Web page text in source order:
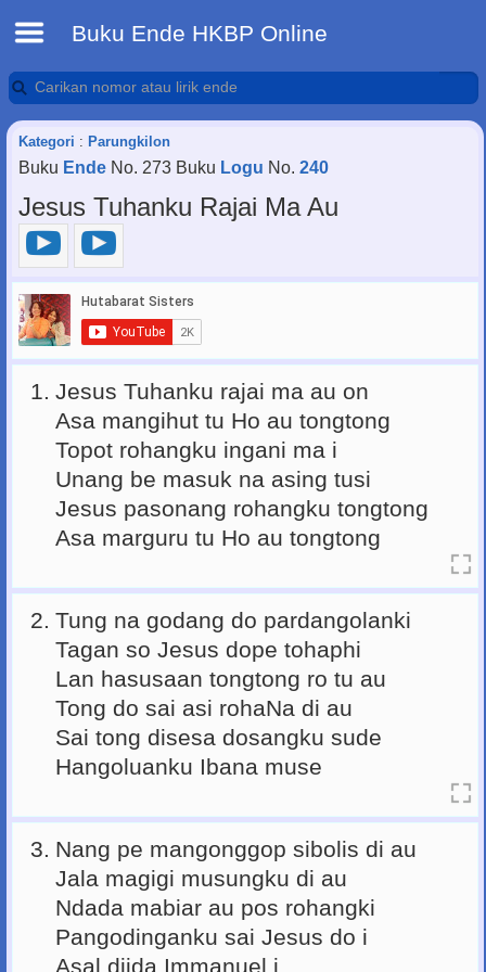
Buku Ende HKBP Online
Kategori : Parungkilon
Buku Ende No. 273 Buku Logu No. 240
Jesus Tuhanku Rajai Ma Au
1. Jesus Tuhanku rajai ma au on
Asa mangihut tu Ho au tongtong
Topot rohangku ingani ma i
Unang be masuk na asing tusi
Jesus pasonang rohangku tongtong
Asa marguru tu Ho au tongtong
2. Tung na godang do pardangolanki
Tagan so Jesus dope tohaphi
Lan hasusaan tongtong ro tu au
Tong do sai asi rohaNa di au
Sai tong disesa dosangku sude
Hangoluanku Ibana muse
3. Nang pe mangonggop sibolis di au
Jala magigi musungku di au
Ndada mabiar au pos rohangki
Pangodinganku sai Jesus do i
Asal diida Immanuel i